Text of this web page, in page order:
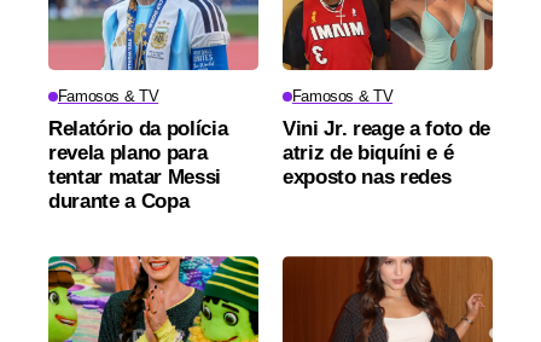
Famosos & TV
Relatório da polícia
revela plano para
tentar matar Messi
durante a Copa
Famosos & TV
Vini Jr. reage a foto de
atriz de biquíni e é
exposto nas redes